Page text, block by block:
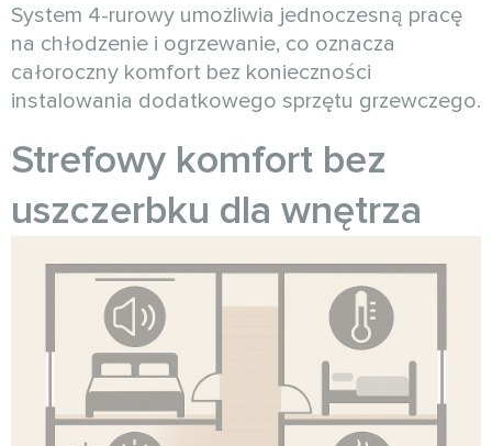
System 4-rurowy umożliwia jednoczesną pracę
na chłodzenie i ogrzewanie, co oznacza
całoroczny komfort bez konieczności
instalowania dodatkowego sprzętu grzewczego.
Strefowy komfort bez
uszczerbku dla wnętrza